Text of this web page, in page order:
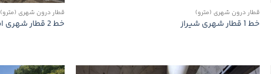
قطار درون شهری (مترو)
خط 1 قطار شهری شیراز
قطار درون شهری (مترو)
خط 2 قطار شهری اصفهان